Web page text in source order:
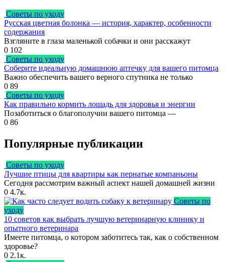
Советы по уходу
Русская цветная болонка — история, характер, особенности
содержания
Взгляните в глаза маленькой собачки и они расскажут
0 102
Советы по уходу
Соберите идеальную домашнюю аптечку для вашего питомца
Важно обеспечить вашего верного спутника не только
0 89
Советы по уходу
Как правильно кормить лошадь для здоровья и энергии
Позаботиться о благополучии вашего питомца —
0 86
Популярные публикации
Советы по уходу
Лучшие птицы для квартиры как пернатые компаньоны
Сегодня рассмотрим важный аспект нашей домашней жизни
0 4.7к.
Советы по
уходу
10 советов как выбрать лучшую ветеринарную клинику и
опытного ветеринара
Имеете питомца, о котором заботитесь так, как о собственном
здоровье?
0 2.1к.